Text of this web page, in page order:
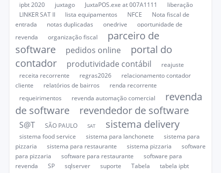
ipbt 2020
juxtago JuxtaPOS.exe at 007A1111
liberação
LINKER SAT II
lista equipamentos NFCE
Nota fiscal de
entrada
notas duplicadas onedrive
oportunidade de
revenda
organização fiscal
parceiro de
software
pedidos online
portal do
contador
produtividade contábil
reajuste
receita recorrente
regras2026
relacionamento contador
cliente
relatórios de bairros
renda recorrente
requeirimentos
revenda automação comercial
revenda
de software
revendedor de software
S@T SÃO PAULO SAT sistema delivery
sistema food service sistema para lanchonete
sistema para
pizzaria
sistema para restaurante sistema pizzaria
software
para pizzaria
software para restaurante
software para
revenda
SP sqlserver suporte Tabela
tabela ipbt